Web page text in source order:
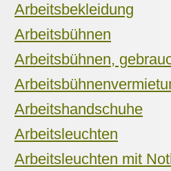
Arbeitsbekleidung
Arbeitsbühnen
Arbeitsbühnen,
Arbeitshandschuhe
Arbeitsleuchten
Arbeitsleuchten mit